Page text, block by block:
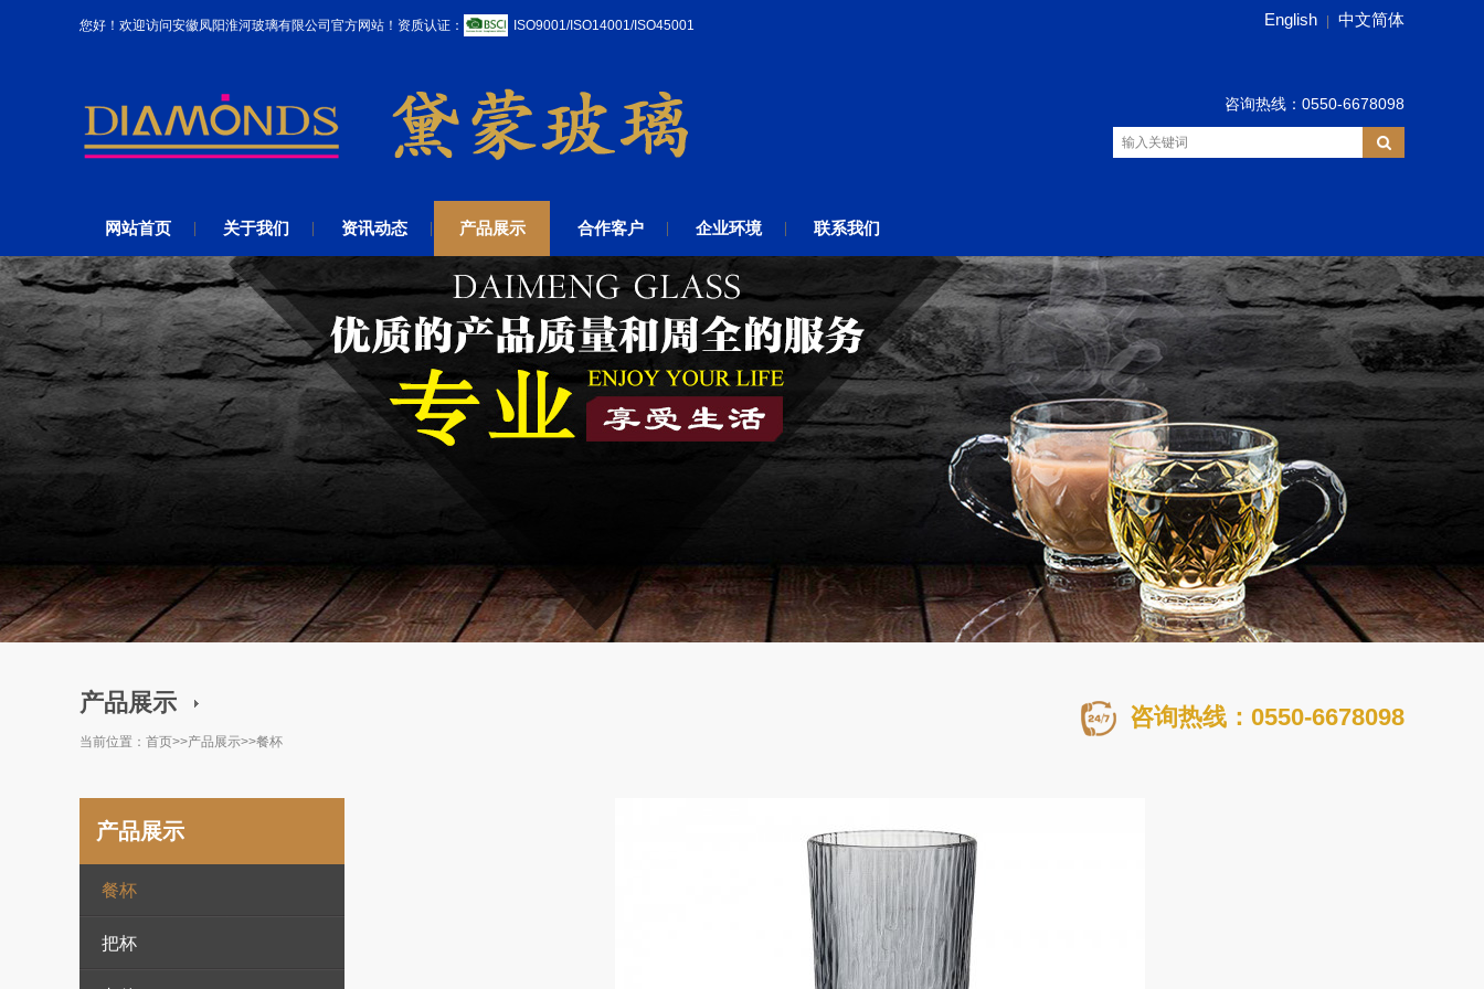
您好！欢迎访问安徽凤阳淮河玻璃有限公司官方网站！资质认证： ISO9001/ISO14001/ISO45001 English 中文简体
咨询热线：0550-6678098
网站首页 关于我们 资讯动态 产品展示 合作客户 企业环境 联系我们
咨询热线：0550-6678098
产品展示
当前位置： 首页>>产品展示>>餐杯
产品展示
餐杯
把杯